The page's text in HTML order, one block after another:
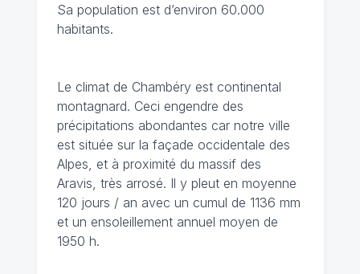
Sa population est d’environ 60.000
habitants.
Le climat de Chambéryest continental
montagnard. Ceci engendre des
précipitations abondantes car notre ville
est située sur la façade occidentale des
Alpes, et à proximité du massif des
Aravis, très arrosé. Il y pleut en moyenne
120 jours / an avec un cumul de 1136 mm
et un ensoleillement annuel moyen de
1950 h.